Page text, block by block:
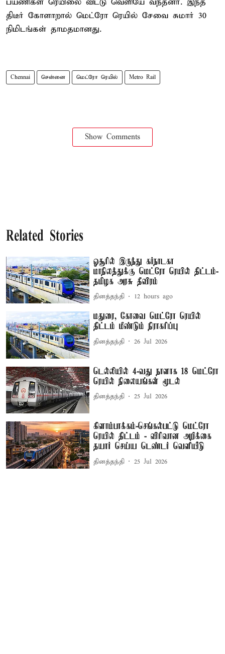
திடீர் கோளாறால் மெட்ரோ ரெயில் சேவை சுமார் 30
நிமிடங்கள் தாமதமானது.
Chennai சென்னை மெட்ரோ ரெயில் Metro Rail
Show Comments
Related Stories
ஓசூரில் இருந்து கர்நாடகா
மாநிலத்துக்கு மெட்ரோ ரெயில் திட்டம்-
தமிழக அரசு தீவிரம்
தினத்தந்தி 12 hours ago
மதுரை, கோவை மெட்ரோ ரெயில்
திட்டம் மீண்டும் நிராகரிப்பு
தினத்தந்தி 26 Jul 2026
டெல்லியில் 4-வது நாளாக 18 மெட்ரோ
ரெயில் நிலையங்கள் மூடல்
தினத்தந்தி 25 Jul 2026
கிளாம்பாக்கம்-செங்கல்பட்டு மெட்ரோ
ரெயில் திட்டம் - விரிவான அறிக்கை
தயார் செய்ய டெண்டர் வெளியீடு
தினத்தந்தி 25 Jul 2026